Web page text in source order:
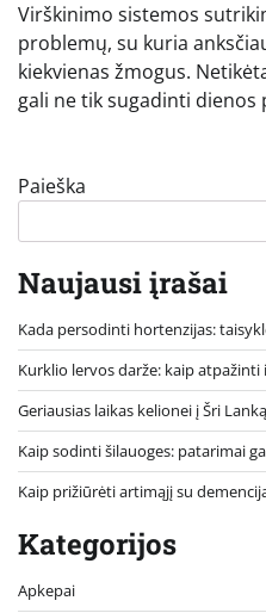
Virškinimo sistemos
problemų, su kuria
kiekvienas žmogus.
gali ne tik sugadinti dienos
Paieška
Naujausi įrašai
Kada persodinti hortenzijas:
Kurklio lervos darže: kaip
Geriausias laikas kelionei į Šri
Kaip sodinti šilauoges: patarimai
Kaip prižiūrėti artimąjį su
Kategorijos
Apkepai